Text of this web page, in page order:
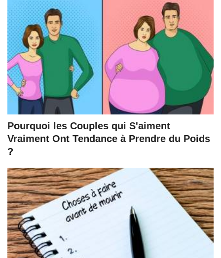
Pourquoi les Couples qui S'aiment
Vraiment Ont Tendance à Prendre du Poids
?